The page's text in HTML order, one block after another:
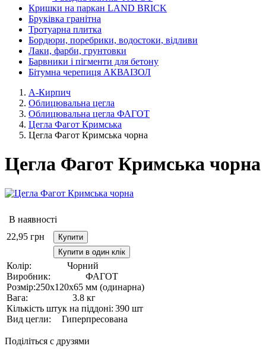
Кришки на паркан LAND BRICK
Бруківка гранітна
Тротуарна плитка
Бордюри, поребрики, водостоки, відливи
Лаки, фарби, грунтовки
Барвники і пігменти для бетону
Бітумна черепиця АКВАІЗОЛ
А-Кирпич
Облицювальна цегла
Облицювальна цегла ФАГОТ
Цегла Фагот Кримська
Цегла Фагот Кримська чорна
Цегла Фагот Кримська чорна
В наявності
22,95 грн
Купити
Купити в один клік
Колір:
Чорний
Виробник:
ФАГОТ
Розмір:250х120х65 мм (одинарна)
Вага:
3.8 кг
Кількість штук на піддоні: 390 шт
Вид цегли:
Гиперпресована
Поділіться с друзями